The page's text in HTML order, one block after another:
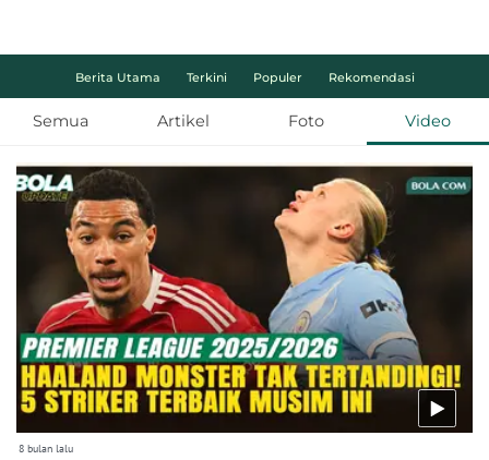
Berita Utama Terkini Populer Rekomendasi
Semua Artikel Foto Video
8 bulan lalu